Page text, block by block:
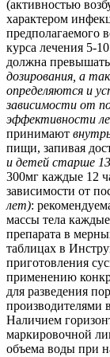
(активностью
характером
предполагаемого
курса лечения 5-
должна
дозирования, а
определяются и
зависимости от
эффективности
принимают
пищи, запивая
и детей старше
300мг каждые 12
зависимости от
лет):
массы тела
препарата в
таблицах в
приготовления
применению
для разведения
производителями
Наличием
маркировочной
объема воды при